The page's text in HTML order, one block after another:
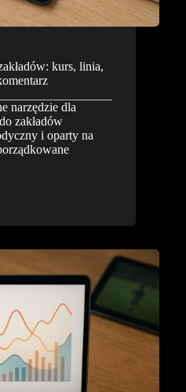
kurs, linia,
narzędzie dla
zakładów
i oparty na